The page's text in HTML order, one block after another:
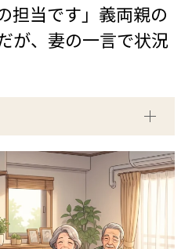
担当です」義両親の
が、妻の一言で状況